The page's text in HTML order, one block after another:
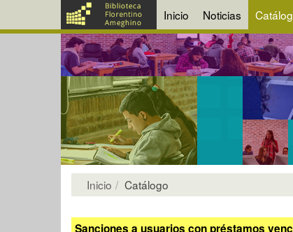
Inicio Noticias
Inicio Catálogo
Sanciones a usuarios con préstamos